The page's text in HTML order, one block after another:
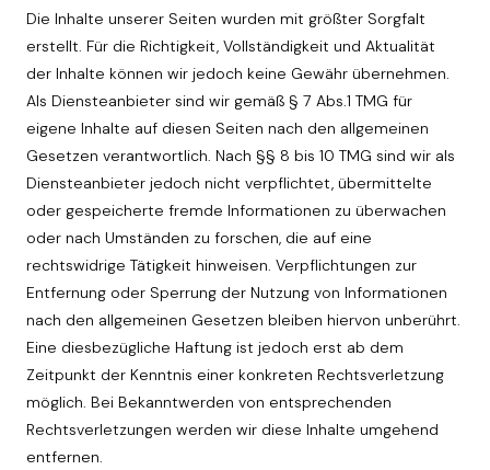
Die Inhalte unserer Seiten wurden mit größter Sorgfalt
erstellt. Für die Richtigkeit, Vollständigkeit und Aktualität
der Inhalte können wir jedoch keine Gewähr übernehmen.
Als Diensteanbieter sind wir gemäß § 7 Abs.1 TMG für
eigene Inhalte auf diesen Seiten nach den allgemeinen
Gesetzen verantwortlich. Nach §§ 8 bis 10 TMG sind wir als
Diensteanbieter jedoch nicht verpflichtet, übermittelte
oder gespeicherte fremde Informationen zu überwachen
oder nach Umständen zu forschen, die auf eine
rechtswidrige Tätigkeit hinweisen. Verpflichtungen zur
Entfernung oder Sperrung der Nutzung von Informationen
nach den allgemeinen Gesetzen bleiben hiervon unberührt.
Eine diesbezügliche Haftung ist jedoch erst ab dem
Zeitpunkt der Kenntnis einer konkreten Rechtsverletzung
möglich. Bei Bekanntwerden von entsprechenden
Rechtsverletzungen werden wir diese Inhalte umgehend
entfernen.